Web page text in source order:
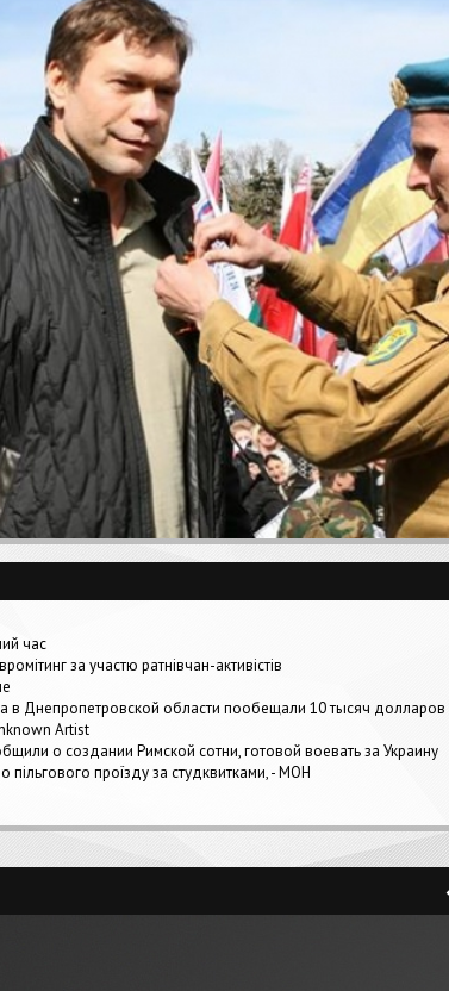
час
за участю ратнівчан-активістів
в Днепропетровской области пообещали 10 тысяч долларов
Artist
о создании Римской сотни, готовой воевать за Украину
пільгового проїзду за студквитками, - МОН